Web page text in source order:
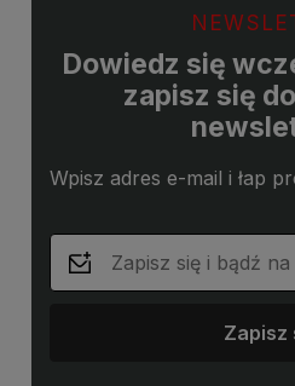
Dowiedz się
zapisz się
Wpisz adres e-mail i łap
Zapisz